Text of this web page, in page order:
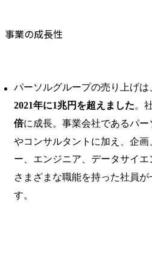
事業の成長性
パーソルグループの売り上げは
2021年に1兆円を超えました。
倍に成長。事業会社であるパ
やコンサルタントに加え、企
ー、エンジニア、データサイエ
さまざまな職能を持った社員が
す。